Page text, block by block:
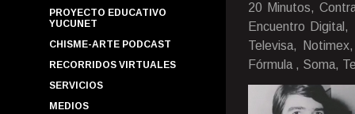
PROYECTO EDUCATIVO
YUCUNET
CHISME-ARTE PODCAST
RECORRIDOS VIRTUALES
SERVICIOS
MEDIOS
20 Minutos,
Encuentro
Televisa,
Fórmula , Soma,